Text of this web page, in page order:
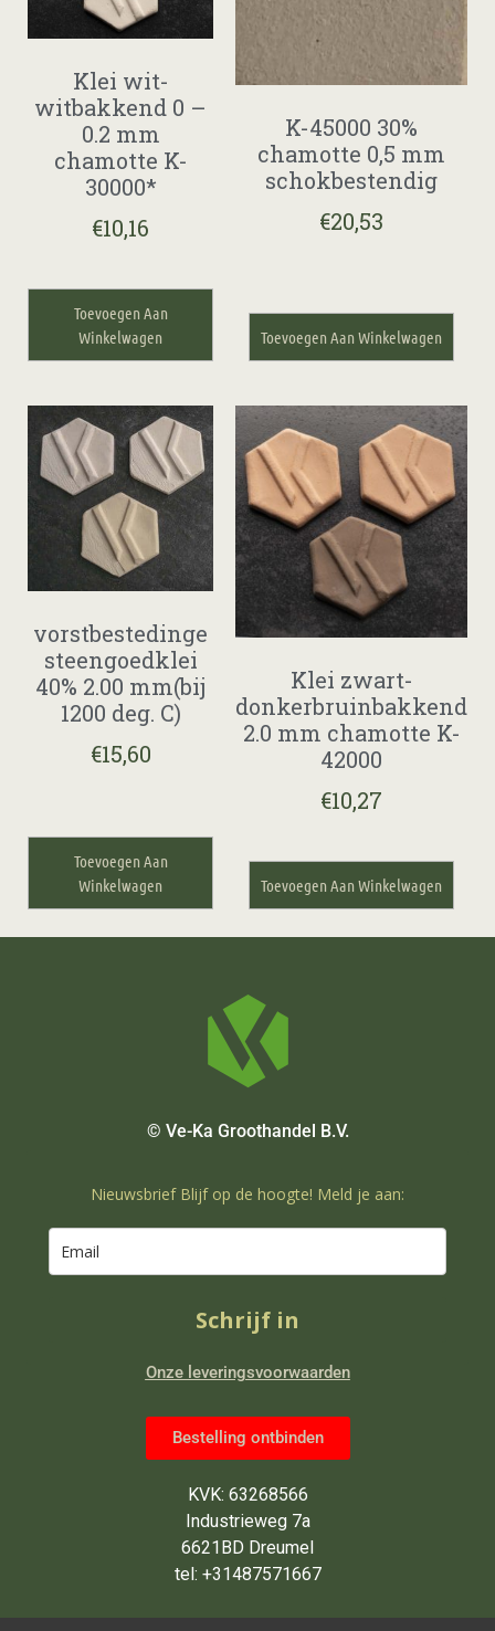
Klei wit-
witbakkend 0 –
0.2 mm
chamotte K-
30000*
€10,16
Toevoegen Aan
Winkelwagen
K-45000 30%
chamotte 0,5 mm
schokbestendig
€20,53
Toevoegen Aan Winkelwagen
vorstbestedinge
steengoedklei
40% 2.00 mm(bij
1200 deg. C)
€15,60
Toevoegen Aan
Winkelwagen
Klei zwart-
donkerbruinbakkend
2.0 mm chamotte K-
42000
€10,27
Toevoegen Aan Winkelwagen
© Ve-Ka Groothandel B.V.
Nieuwsbrief Blijf op de hoogte! Meld je aan:
Schrijf in
Onze leveringsvoorwaarden
Bestelling ontbinden
KVK: 63268566
Industrieweg 7a
6621BD Dreumel
tel: +31487571667